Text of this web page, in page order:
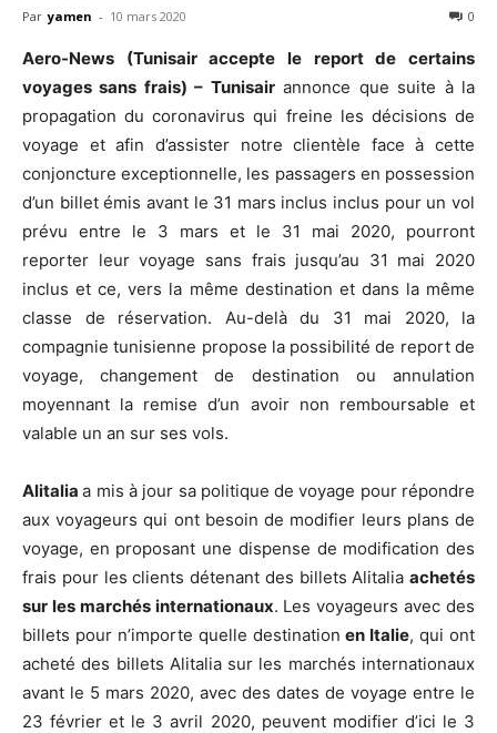
Par yamen - 10 mars 2020 0
Aero-News (Tunisair accepte le report de certains
voyages sans frais) – Tunisairannonce que suite à la
propagation du coronavirus qui freine les décisions de
voyage et afin d’assister notre clientèle face à cette
conjoncture exceptionnelle, les passagers en possession
d’un billet émis avant le 31 mars inclus inclus pour un vol
prévu entre le 3 mars et le 31 mai 2020, pourront
reporter leur voyage sans frais jusqu’au 31 mai 2020
inclus et ce, vers la même destination et dans la même
classe de réservation. Au-delà du 31 mai 2020, la
compagnie tunisienne propose la possibilité de report de
voyage, changement de destination ou annulation
moyennant la remise d’un avoir non remboursable et
valable un an sur ses vols.
Alitaliaa mis à jour sa politique de voyage pour répondre
aux voyageurs qui ont besoin de modifier leurs plans de
voyage, en proposant une dispense de modification des
frais pour les clients détenant des billets Alitalia achetés
sur les marchés internationaux. Les voyageurs avec des
billets pour n’importe quelle destinationen Italie, qui ont
acheté des billets Alitalia sur les marchés internationaux
avant le 5 mars 2020, avec des dates de voyage entre le
23 février et le 3 avril 2020, peuvent modifier d’ici le 3